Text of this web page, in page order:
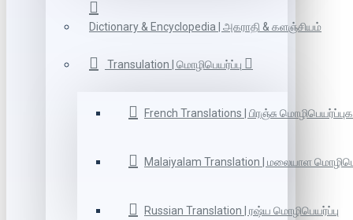
Dictionary & Encyclopedia | அகராதி & களஞ்சியம்
Transulation | மொழிபெயர்ப்பு
French Translations | பிரஞ்சு
Malaiyalam Translation | மலையாள
Russian Translation | ரஷ்ய மொழிபெயர்ப்பு